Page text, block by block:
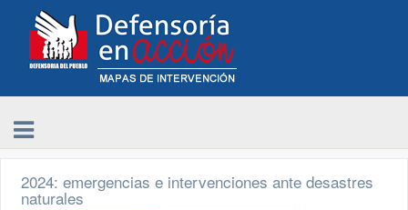
2024: emergencias e intervenciones ante desastres
naturales